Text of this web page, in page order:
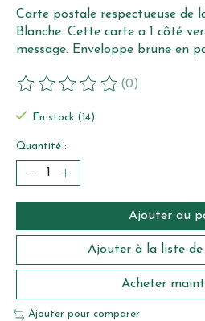
Carte postale respectueuse de
Blanche. Cette carte a 1 côté
message. Enveloppe brune en
Ce produit est évalué à
(0)
En stock (14)
Quantité :
Ajouter au
Ajouter à la liste de
Acheter
Ajouter pour comparer